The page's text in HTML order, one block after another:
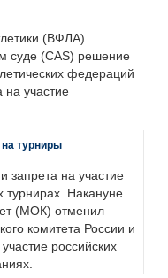
(ВФЛА)
суде (CAS) решение
федераций
на участие
на турниры
запрета на участие
турнирах. Накануне
(МОК) отменил
комитета России и
российских